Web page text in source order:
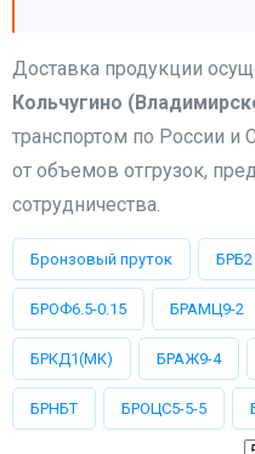
Доставка продукции
Кольчугино
транспортом по России и
от объемов отгрузок,
сотрудничества.
Бронзовый пруток БРБ2
БРОФ6.5-0.15 БРАМЦ9-2
БРКД1(МК) БРАЖ9-4
БРНБТ БРОЦС5-5-5